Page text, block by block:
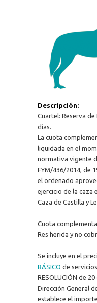
Descripción:
Cuartel: Reserva
días.
La cuota
liquidada en el
normativa vigente
FYM/436/2014, de
el ordenado
ejercicio de la caza
Caza de Castilla y
Cuota
Res herida y no
Se incluye en el
BÁSICO de
RESOLUCIÓN de
Dirección General
establece el